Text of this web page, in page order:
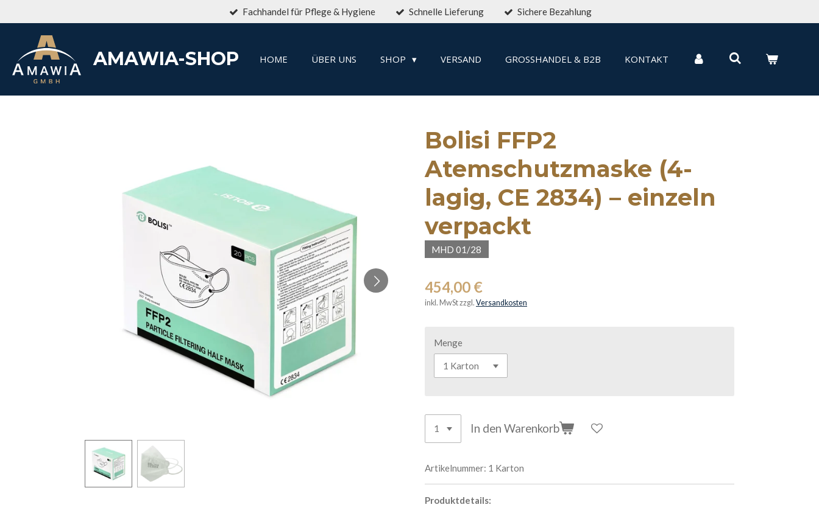
Hauptinhalt
springen
Fachhandel für Pflege & Hygiene Schnelle Lieferung Sichere Bezahlung
AMAWIA-SHOP HOME ÜBER UNS SHOP VERSAND GROSSHANDEL & B2B KONTAKT
Bolisi FFP2
Atemschutzmaske (4-
lagig, CE 2834) – einzeln
verpackt
MHD 01/28
454,00 €
inkl. MwSt zzgl. Versandkosten
Menge
In den Warenkorb
Artikelnummer: 1 Karton
Produktdetails: